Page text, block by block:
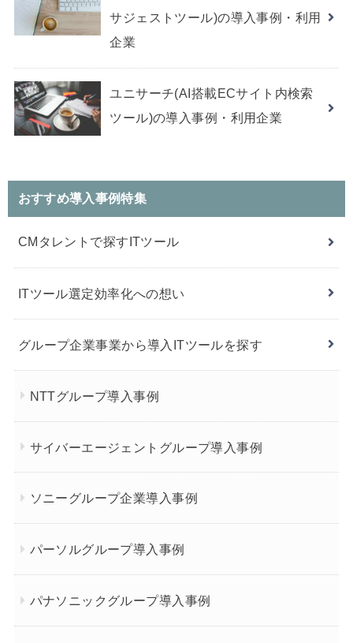
サジェストツール)の導入事例・利用
企業
ユニサーチ(AI搭載ECサイト内検索
ツール)の導入事例・利用企業
おすすめ導入事例特集
CMタレントで探すITツール
ITツール選定効率化への想い
グループ企業事業から導入ITツールを探す
NTTグループ導入事例
サイバーエージェントグループ導入事例
ソニーグループ企業導入事例
パーソルグループ導入事例
パナソニックグループ導入事例